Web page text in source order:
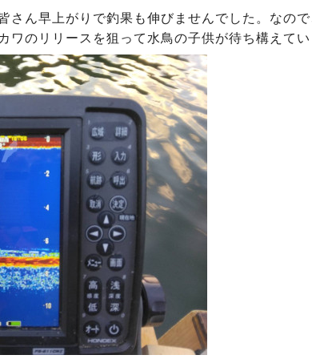
さん早上がりで釣果も伸びませんでした。なの
ワのリリースを狙って水鳥の子供が待ち構えてい